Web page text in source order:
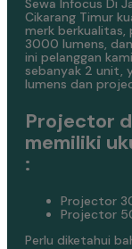
Sewa Infocus Di
Cikarang Timur
merk berkualitas,
3000 lumens,
ini pelanggan
sebanyak 2 unit,
lumens dan
Projector
memiliki
:
Projector
Projector
Perlu diketahui